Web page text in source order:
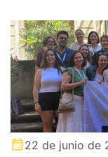
22 de junio de